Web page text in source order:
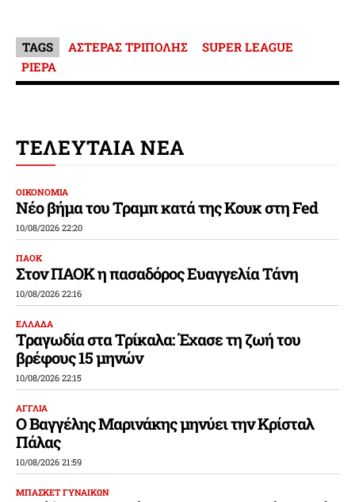
TAGS ΑΣΤΕΡΑΣ ΤΡΙΠΟΛΗΣ
SUPER LEAGUE
ΡΙΕΡΑ
ΤΕΛΕΥΤΑΙΑ ΝΕΑ
ΟΙΚΟΝΟΜΙΑ
Νέο βήμα του Τραμπ κατά της Κουκ στη Fed
10/08/2026 22:20
ΠΑΟΚ
Στον ΠΑΟΚ η πασαδόρος Ευαγγελία Τάνη
10/08/2026 22:16
ΕΛΛΑΔΑ
Τραγωδία στα Τρίκαλα: Έχασε τη ζωή του
βρέφους 15 μηνών
10/08/2026 22:15
ΑΓΓΛΙΑ
Ο Βαγγέλης Μαρινάκης μηνύει την Κρίσταλ
Πάλας
10/08/2026 21:59
ΜΠΑΣΚΕΤ ΓΥΝΑΙΚΩΝ